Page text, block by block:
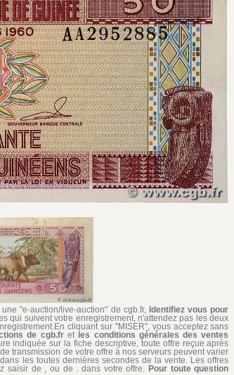
"e-auction/live-auction" de cgb.fr, Identifiez vous pour
qui suivent votre enregistrement, n'attendez pas les deux
cliquant sur "MISER", vous acceptez sans
de cgb.fret les conditions générales des ventes
indiquée sur la fiche descriptive, toute offre reçue après
transmission de votre offre à nos serveurs peuvent varier
les toutes dernières secondes de la vente. Les offres
saisir de , ou de . dans votre offre.Pour toute question